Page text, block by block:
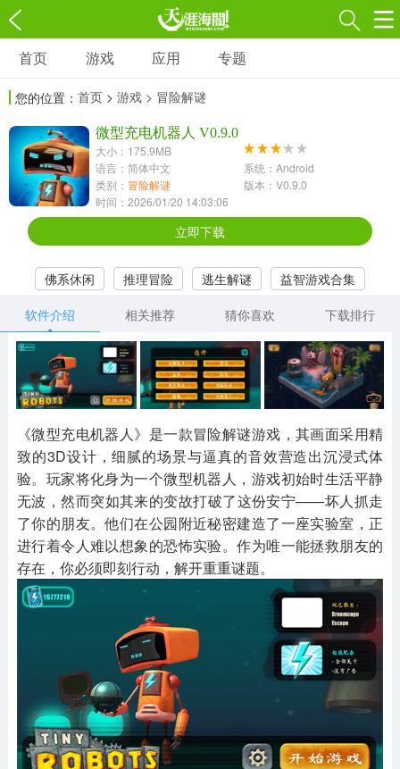
游戏
3697款应用
1597款应用
休闲益智
13387款应用
2196款应用
冒险解谜
1072款应用
418款应用
568款应用
音乐舞蹈
269款应用
2716款应用
515款应用
其他
1654款应用
游戏助手
515款应用
MOD游戏
1056款应用
首页 游戏 应用 专题
您的位置： 首页 > 游戏 > 冒险解谜
微型充电机器人 V0.9.0
大小：175.9MB
语言：简体中文
系统：Android
类别： 冒险解谜
版本：V0.9.0
时间：2026/01/20 14:03:06
立即下载
佛系休闲 推理冒险 逃生解谜
益智游戏合集
软件介绍
相关推荐 猜你喜欢 下载排行
《微型充电机器人》是一款冒险解谜游戏，其画面采用精
致的3D设计，细腻的场景与逼真的音效营造出沉浸式体
验。玩家将化身为一个微型机器人，游戏初始时生活平静
无波，然而突如其来的变故打破了这份安宁——坏人抓走
了你的朋友。他们在公园附近秘密建造了一座实验室，正
进行着令人难以想象的恐怖实验。作为唯一能拯救朋友的
存在，你必须即刻行动，解开重重谜题。